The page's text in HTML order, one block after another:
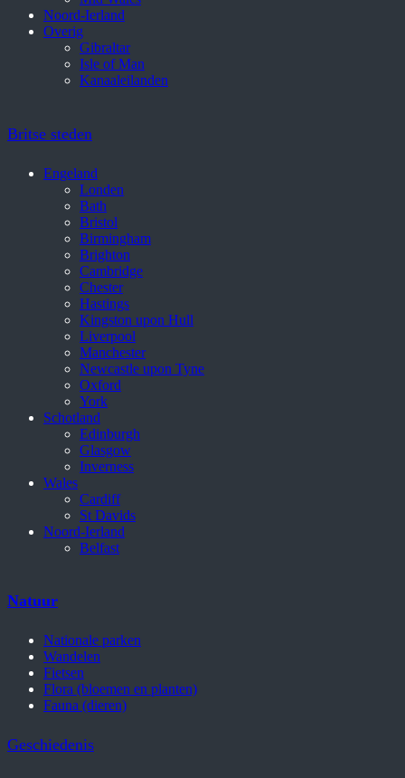
Noord-Ierland
Overig
Gibraltar
Isle of Man
Kanaaleilanden
Britse steden
Engeland
Londen
Bath
Bristol
Birmingham
Brighton
Cambridge
Chester
Hastings
Kingston upon Hull
Liverpool
Manchester
Newcastle upon Tyne
Oxford
York
Schotland
Edinburgh
Glasgow
Inverness
Wales
Cardiff
St Davids
Noord-Ierland
Belfast
Natuur
Nationale parken
Wandelen
Fietsen
Flora (bloemen en planten)
Fauna (dieren)
Geschiedenis